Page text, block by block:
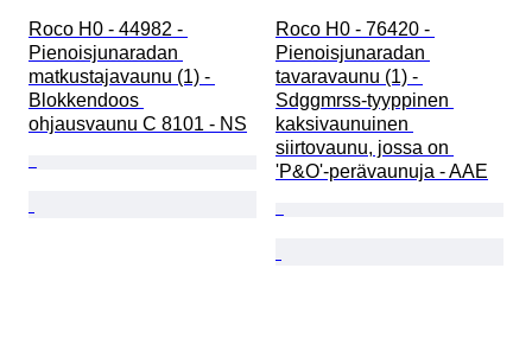
Roco H0 - 44982 -
Pienoisjunaradan
matkustajavaunu (1) -
Blokkendoos
ohjausvaunu C 8101 - NS
Roco H0 - 76420 -
Pienoisjunaradan
tavaravaunu (1) -
Sdggmrss-tyyppinen
kaksivaunuinen
siirtovaunu, jossa on
'P&O'-perävaunuja - AAE